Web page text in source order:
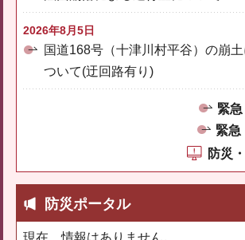
2026年8月5日
国道168号（十津川村平谷）の崩
ついて(迂回路有り)
緊
緊急
防災
防災ポータル
現在、情報はありません。